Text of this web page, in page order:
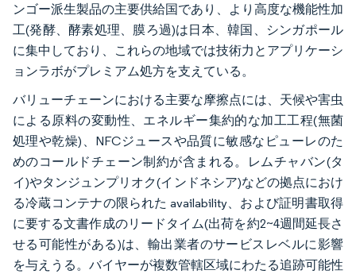
ンゴー派生製品の主要供給国であり、より高度な機能性加
工(発酵、酵素処理、膜ろ過)は日本、韓国、シンガポール
に集中しており、これらの地域では技術力とアプリケーシ
ョンラボがプレミアム処方を支えている。
バリューチェーンにおける主要な摩擦点には、天候や害虫
による原料の変動性、エネルギー集約的な加工工程(無菌
処理や乾燥)、NFCジュースや品質に敏感なピューレのた
めのコールドチェーン制約が含まれる。レムチャバン(タ
イ)やタンジュンプリオク(インドネシア)などの拠点におけ
る冷蔵コンテナの限られた availability、および証明書取得
に要する文書作成のリードタイム(出荷を約2~4週間延長さ
せる可能性がある)は、輸出業者のサービスレベルに影響
を与えうる。バイヤーが複数管轄区域にわたる追跡可能性